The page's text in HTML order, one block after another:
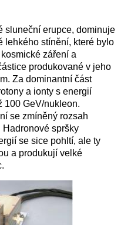
sluneční erupce, dominuje
lehkého stínění, které bylo
záření a
produkované v jeho
Za dominantní část
a ionty s energií
100 GeV/nukleon.
se zmíněný rozsah
Hadronové spršky
se sice pohltí, ale ty
a produkují velké